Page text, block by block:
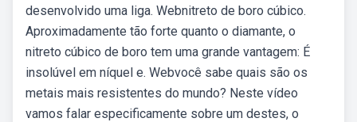
desenvolvido uma liga. Webnitreto de boro cúbico.
Aproximadamente tão forte quanto o diamante, o
nitreto cúbico de boro tem uma grande vantagem: É
insolúvel em níquel e. Webvocê sabe quais são os
metais mais resistentes do mundo? Neste vídeo
vamos falar especificamente sobre um destes, o